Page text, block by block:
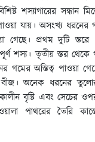
শস্যাগারের সন্ধান
যায়। অসংখ্য ধরনের
গেছে। প্রথম দুটি স্তরে
শস্য। তৃতীয় স্তর
গমের অস্তিত্ব পাওয়া
অনেক ধরনের
বৃষ্টি এবং সেচের
পাথরের তৈরি